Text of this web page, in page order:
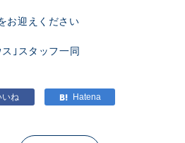
お迎えください
｣スタッフ一同